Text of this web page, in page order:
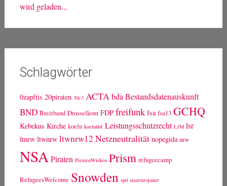
wird geladen...
Schlagwörter
0zapftis 20piraten 30c3 ACTA bda Bestandsdatenauskunft
BND Breitband Drosselkom FDP freifunk fsa fsa13 GCHQ
Kebekus Kirche koeln koelnhbf Leistungsschutzrecht LfM lsr
ltnrw ltwnrw ltwnrw12 Netzneutralität nopegida nrw
NSA Piraten PiratenWirken Prism refugeecamp
RefugeesWelcome Snowden spd staatstrojaner